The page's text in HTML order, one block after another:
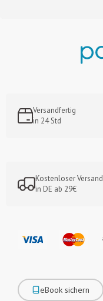
Versandfertig
in 24 Std
Kostenloser Versand
in DE ab 29€
eBook sichern